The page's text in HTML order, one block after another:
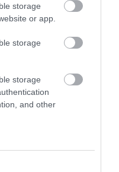
storage
or app.
storage
storage
and other